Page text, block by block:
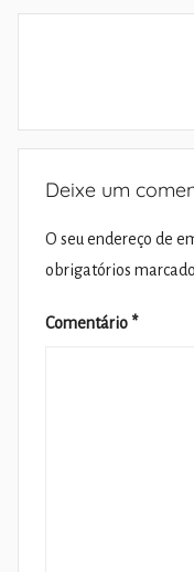
Deixe um
O seu endereço de
obrigatórios
Comentário *